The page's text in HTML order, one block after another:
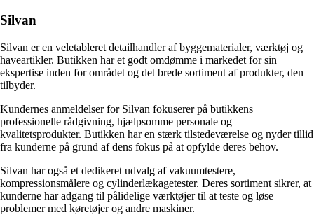
Silvan
Silvan er en veletableret detailhandler af byggematerialer, værktøj og
haveartikler. Butikken har et godt omdømme i markedet for sin
ekspertise inden for området og det brede sortiment af produkter, den
tilbyder.
Kundernes anmeldelser for Silvan fokuserer på butikkens
professionelle rådgivning, hjælpsomme personale og
kvalitetsprodukter. Butikken har en stærk tilstedeværelse og nyder tillid
fra kunderne på grund af dens fokus på at opfylde deres behov.
Silvan har også et dedikeret udvalg af vakuumtestere,
kompressionsmålere og cylinderlækagetester. Deres sortiment sikrer, at
kunderne har adgang til pålidelige værktøjer til at teste og løse
problemer med køretøjer og andre maskiner.